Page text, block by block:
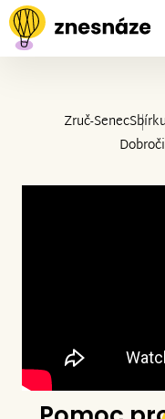
Zruč-Senec